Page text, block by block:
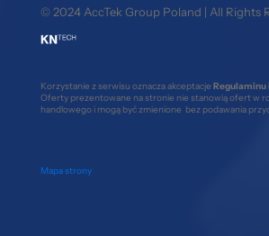
© 2024 AccTek Group Poland | All Rights
Korzystanie z serwisu oznacza akceptacje Regulaminu i
Oferty prezentowane na stronie nie stanowią ofert w
handlowego i mogą być zmienione bez podawania
Mapa strony